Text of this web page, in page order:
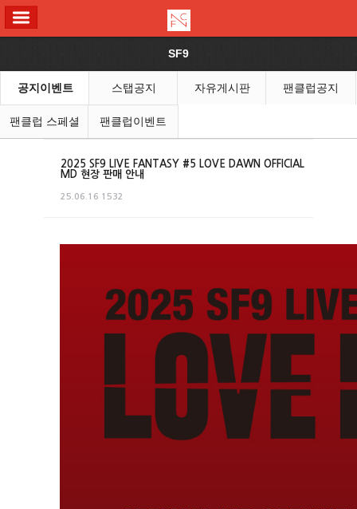
SF9
공지이벤트 스탭공지 자유게시판 팬클럽공지
팬클럽 스페셜 팬클럽이벤트
2025 SF9 LIVE FANTASY #5 LOVE DAWN OFFICIAL
MD 현장 판매 안내
25.06.16 1532